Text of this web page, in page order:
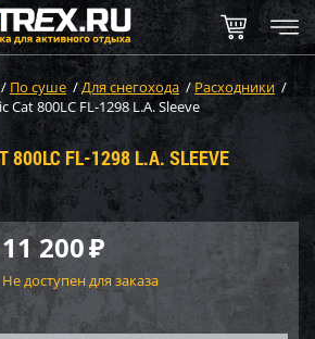
/ По суше /Для снегохода /Расходники /
Cat 800LC FL-1298 L.A. Sleeve
800LC FL-1298 L.A. SLEEVE
11 200₽
Не доступен для заказа